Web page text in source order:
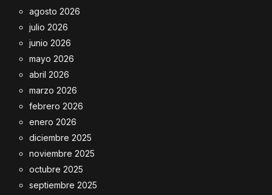
agosto 2026
julio 2026
junio 2026
mayo 2026
abril 2026
marzo 2026
febrero 2026
enero 2026
diciembre 2025
noviembre 2025
octubre 2025
septiembre 2025